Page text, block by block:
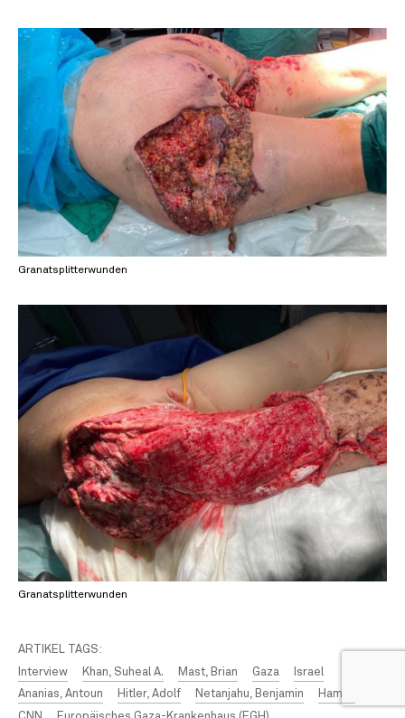
Granatsplitterwunden
Granatsplitterwunden
ARTIKEL TAGS:
Interview
Khan, Suheal A. Mast, Brian Gaza
Israel
Ananias, Antoun
Hitler, Adolf Netanjahu, Benjamin
Hamas